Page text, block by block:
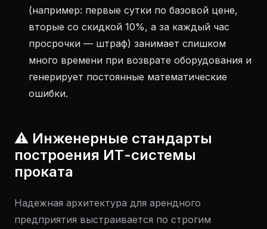
(например: первые сутки по базовой цене,
вторые со скидкой 10%, а за каждый час
просрочки — штраф) занимает слишком
много времени при возврате оборудования и
генерирует постоянные математические
ошибки.
⚠️ Инженерные стандарты
построения ИТ-системы
проката
Надежная архитектура для арендного
предприятия выстраивается по строгим